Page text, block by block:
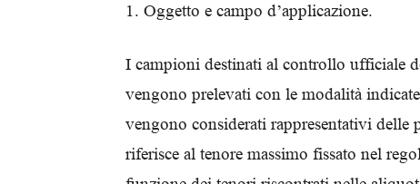
1. Oggetto e campo d’applicazione.
I campioni destinati al controllo ufficiale
vengono prelevati con le modalità
vengono considerati rappresentativi
riferisce al tenore massimo fissato nel